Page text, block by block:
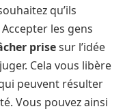
qu’ils
les gens
prisesur l’idée
Cela vous libère
peuvent résulter
Vous pouvez ainsi